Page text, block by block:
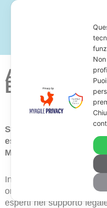
Avvocato
Esattoriali
Stai cercando uno
esperti in difesa contro
Montesilvano?
In tal caso, ti
online o in zona
esperti nel supporto